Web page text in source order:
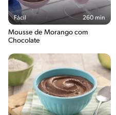
Fácil 260 min
Mousse de Morango com
Chocolate